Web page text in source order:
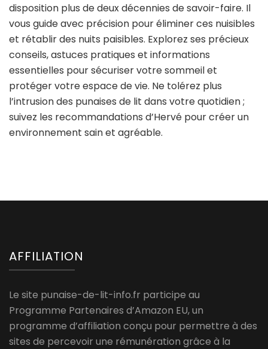
disposition plus de deux décennies de savoir-faire. Il
vous guide avec précision pour éliminer ces nuisibles
et rétablir des nuits paisibles. Explorez ses précieux
conseils, astuces pratiques et informations
essentielles pour sécuriser votre sommeil et
protéger votre espace de vie. Ne tolérez plus
l’intrusion des punaises de lit dans votre quotidien ;
suivez les recommandations d’Hervé pour créer un
environnement sain et agréable.
AFFILIATION
Le site punaise-de-lit-info.fr participe au
Programme Partenaires d’Amazon EU, un
programme d’affiliation conçu pour permettre à des
sites de percevoir une rémunération grâce à la